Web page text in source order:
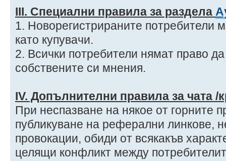
ІIІ. Специални правила за раздела
1. Новорегистрираните потребители
като купувачи.
2. Всички потребители нямат право
собствените си мнения.
ІV. Допълнителни правила за чата /
При неспазване на някое от горните
публикуване на реферални линкове,
провокации, обиди от всякакъв
целящи конфликт между